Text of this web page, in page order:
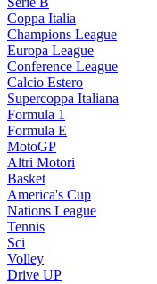
Coppa Italia
Champions League
Europa League
Conference League
Calcio Estero
Supercoppa Italiana
Formula 1
Formula E
MotoGP
Altri Motori
Basket
America's Cup
Nations League
Tennis
Sci
Volley
Drive UP